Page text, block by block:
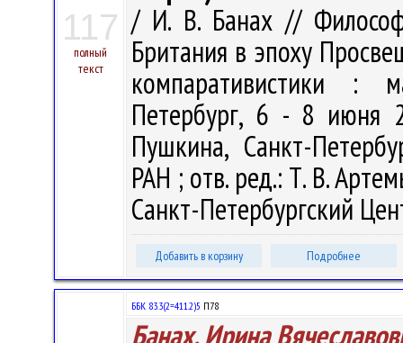
117
полный
текст
/ И. В. Банах //
Британия в эпоху
компаративистики :
Петербург, 6 - 8 июня
Пушкина, Санкт-
РАН ; отв. ред.: Т. В.
Санкт-Петербургский
Добавить в корзину Подробнее
ББК 83.3(2=411.2)5 П78
Банах, Ирина